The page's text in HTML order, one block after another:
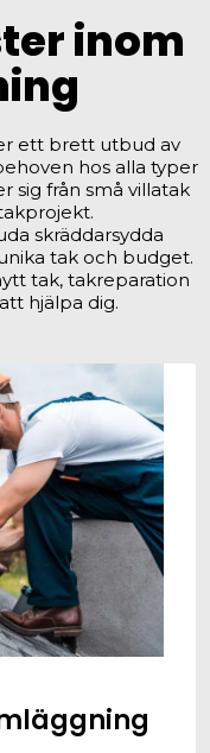
inom
ett brett utbud av
hos alla typer
sig från små villatak
skräddarsydda
tak och budget.
tak, takreparation
hjälpa dig.